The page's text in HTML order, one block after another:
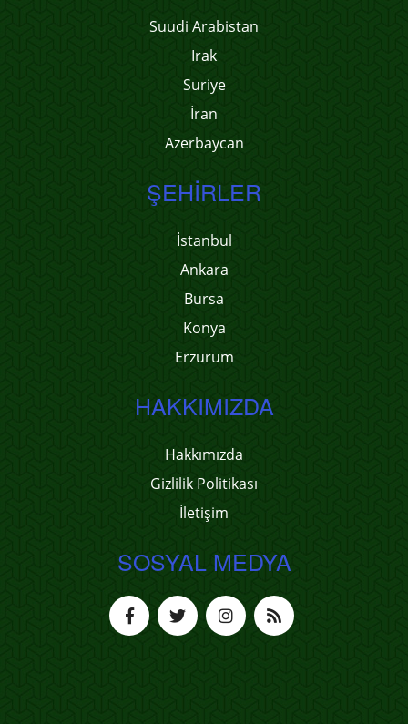
Suudi Arabistan
Irak
Suriye
İran
Azerbaycan
ŞEHIRLER
İstanbul
Ankara
Bursa
Konya
Erzurum
HAKKIMIZDA
Hakkımızda
Gizlilik Politikası
İletişim
SOSYAL MEDYA